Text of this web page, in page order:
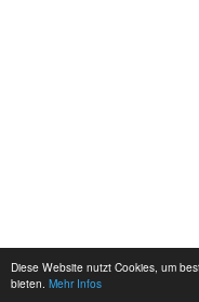
Diese Website nutzt Cookies, um
bieten. Mehr Infos